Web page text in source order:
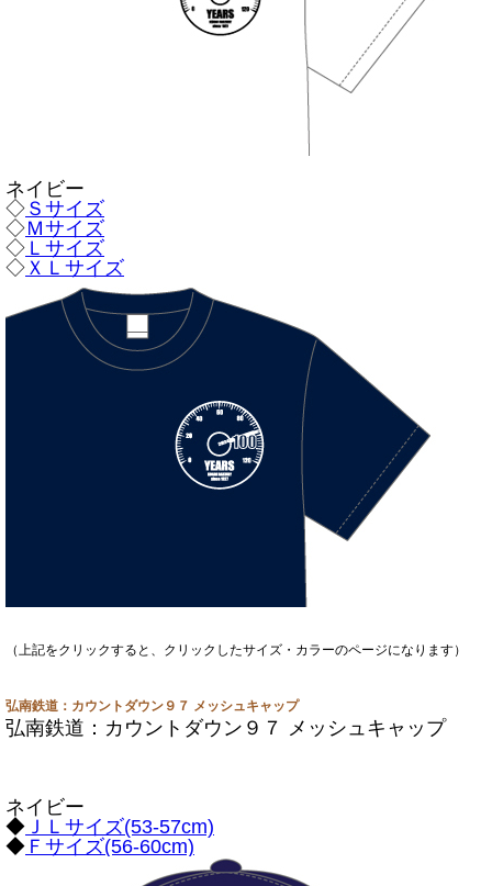
ネイビー
◇ Ｓサイズ
◇Ｍサイズ
◇ Ｌサイズ
◇ ＸＬサイズ
（上記をクリックすると、クリックしたサイズ・カラーのページになります）
弘南鉄道：カウントダウン９７ メッシュキャップ
弘南鉄道：カウントダウン９７ メッシュキャップ
ネイビー
◆ ＪＬサイズ(53-57cm)
◆ Ｆサイズ(56-60cm)